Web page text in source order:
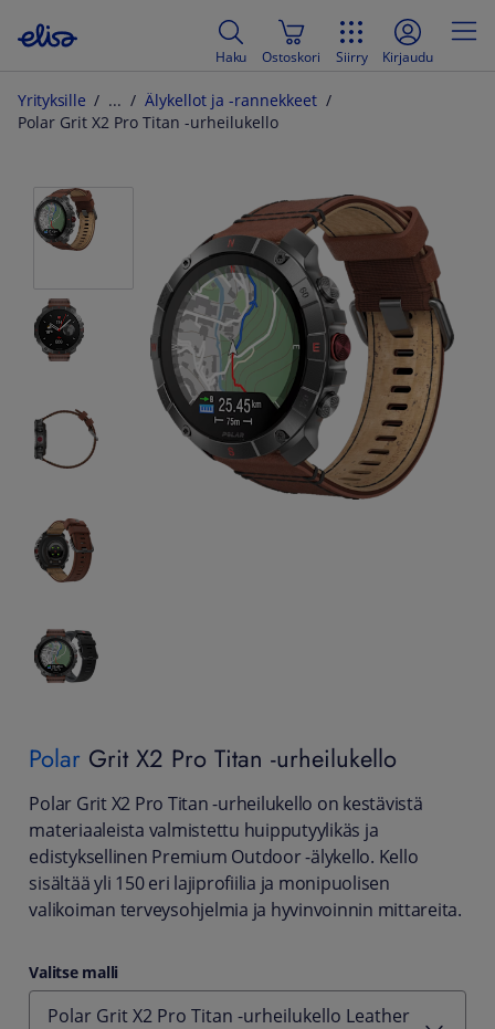
Haku Ostoskori Siirry Kirjaudu
Yrityksille
Älykellot ja -rannekkeet
Polar Grit X2 Pro Titan -urheilukello
Polar Grit X2 Pro Titan -urheilukello
Polar Grit X2 Pro Titan -urheilukello on kestävistä
materiaaleista valmistettu huipputyylikäs ja
edistyksellinen Premium Outdoor -älykello. Kello
sisältää yli 150 eri lajiprofiilia ja monipuolisen
valikoiman terveysohjelmia ja hyvinvoinnin mittareita.
Valitse malli
Polar Grit X2 Pro Titan -urheilukello Leather